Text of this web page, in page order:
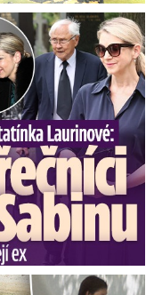
i dceru